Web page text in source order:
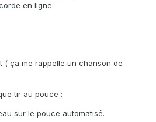
en ligne.
( ça me rappelle un chanson de
tir au pouce :
sur le pouce automatisé.